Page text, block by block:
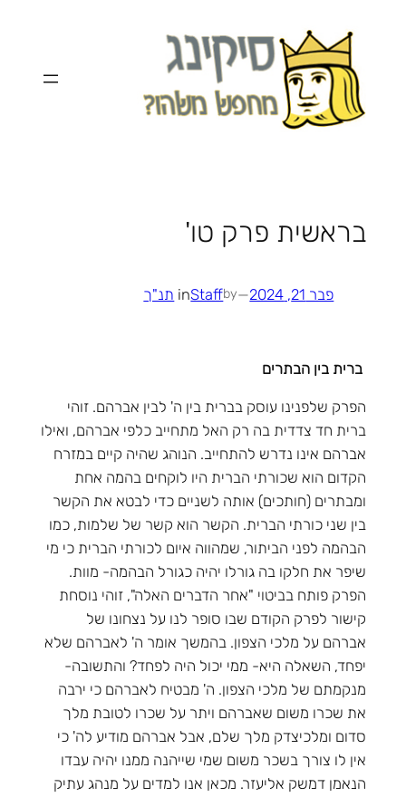
בראשית פרק טו'
פבר 21, 2024 —
by
Staff
in תנ"ך
ברית בין הבתרים
הפרק שלפנינו עוסק בברית בין ה' לבין אברהם. זוהי
ברית חד צדדית בה רק האל מתחייב כלפי אברהם, ואילו
אברהם אינו נדרש להתחייב. הנוהג שהיה קיים במזרח
הקדום הוא שכורתי הברית היו לוקחים בהמה אחת
ומבתרים (חותכים) אותה לשניים כדי לבטא את הקשר
בין שני כורתי הברית. הקשר הוא קשר של שלמות, כמו
הבהמה לפני הביתור, שמהווה איום לכורתי הברית כי מי
שיפר את חלקו בה גורלו יהיה כגורל הבהמה- מוות.
הפרק פותח בביטוי "אחר הדברים האלה", זוהי נוסחת
קישור לפרק הקודם שבו סופר לנו על נצחונו של
אברהם על מלכי הצפון. בהמשך אומר ה' לאברהם שלא
יפחד, השאלה היא- ממי יכול היה לפחד? והתשובה-
מנקמתם של מלכי הצפון. ה' מבטיח לאברהם כי ירבה
את שכרו משום שאברהם ויתר על שכרו לטובת מלך
סדום ומלכיצדק מלך שלם, אבל אברהם מודיע לה' כי
אין לו צורך בשכר משום שמי שייהנה ממנו יהיה עבדו
הנאמן דמשק אליעזר. מכאן אנו למדים על מנהג עתיק